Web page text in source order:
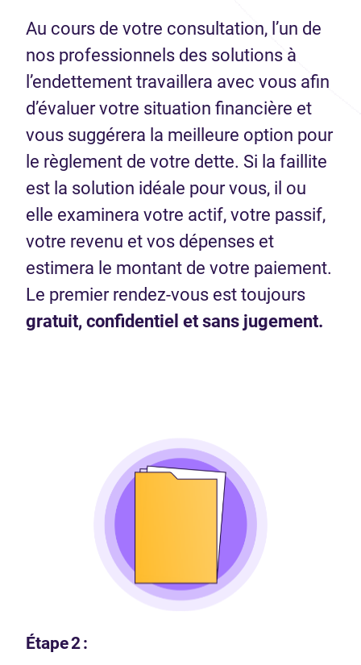
Au cours de votre consultation, l’un de
nos professionnels des solutions à
l’endettement travaillera avec vous afin
d’évaluer votre situation financière et
vous suggérera la meilleure option pour
le règlement de votre dette. Si la faillite
est la solution idéale pour vous, il ou
elle examinera votre actif, votre passif,
votre revenu et vos dépenses et
estimera le montant de votre paiement.
Le premier rendez-vous est toujours
gratuit, confidentiel et sans jugement.
Étape 2 :